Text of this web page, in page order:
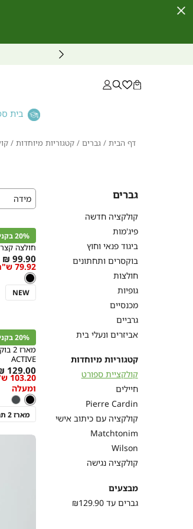
Close
בית
דף הבית דףגברים גברים
קטגוריות מיוחדות
גברים
קולקציה חדשה
פיג'מות
ביגוד פנאי וחוץ
בוקסרים ותחתונים
חולצות
גופיות
מכנסיים
גרביים
אביזרים ונעלי בית
קטגוריות מיוחדות
קולקציית ספורט
חיילים
Pierre Cardin
קולקציה עם כיתוב אישי
Matchtonim
Wilson
קולקציה נגישה
מבצעים
גברים עד ₪129.90
מידה
קנייה
Color
שחור
הוספה
לסל
20% בקניית 2 פריטים ומעלה
חולצה
As
low
as
99.90 ₪
79.92 ש"ח בקניית 2 פריטים ומעלה
צבע
שחור
שחור
NEW
Color
שחור
הוספה
לסל
20% בקניית 2 פריטים ומעלה
ACTIVE
As
low
as
129.00 ₪
ומעלה
צבע
שחור
שחורפחם
מארז 2 תחתונים | חזר למלאי!